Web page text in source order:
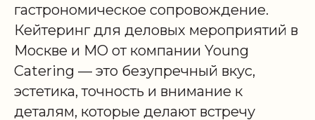
гастрономическое сопровождение.
Кейтеринг для деловых мероприятий в
Москве и МО от компании Young
Catering — это безупречный вкус,
эстетика, точность и внимание к
деталям, которые делают встречу